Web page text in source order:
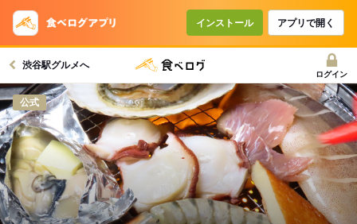
インストール アプリで開く
渋谷駅グルメへ
ログイン
公式
コースで使えるクーポン
戻る
クーポンを利用せず予約する